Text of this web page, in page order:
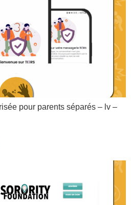
pour parents séparés – lv –